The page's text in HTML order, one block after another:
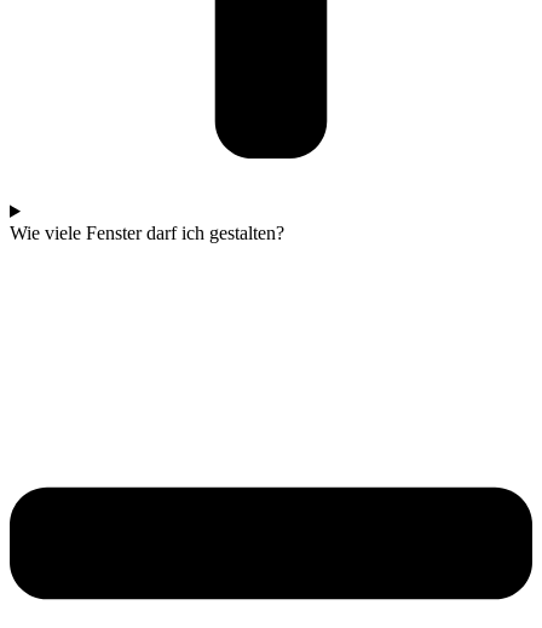
Wie viele Fenster darf ich gestalten?